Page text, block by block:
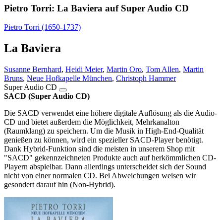
Pietro Torri: La Baviera auf Super Audio CD
Pietro Torri (1650-1737)
La Baviera
Susanne Bernhard, Heidi Meier, Martin Oro, Tom Allen, Martin
Bruns, Neue Hofkapelle München, Christoph Hammer
Super Audio CD
SACD (Super Audio CD)
Die SACD verwendet eine höhere digitale Auflösung als die Audio-
CD und bietet außerdem die Möglichkeit, Mehrkanalton
(Raumklang) zu speichern. Um die Musik in High-End-Qualität
genießen zu können, wird ein spezieller SACD-Player benötigt.
Dank Hybrid-Funktion sind die meisten in unserem Shop mit
"SACD" gekennzeichneten Produkte auch auf herkömmlichen CD-
Playern abspielbar. Dann allerdings unterscheidet sich der Sound
nicht von einer normalen CD. Bei Abweichungen weisen wir
gesondert darauf hin (Non-Hybrid).